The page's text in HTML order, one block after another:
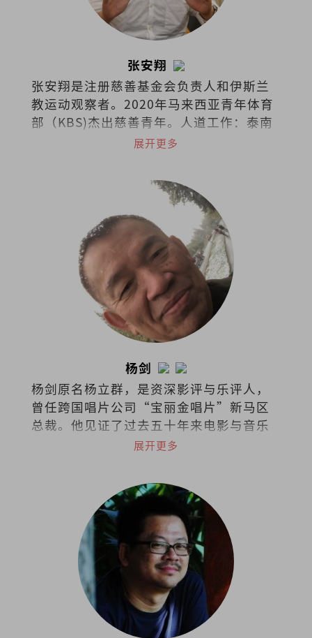
张安翔
张安翔是注册慈善基金会负责人和伊斯兰
教运动观察者。2020年马来西亚青年体育
部（KBS)杰出慈善青年。人道工作：泰南
边界（2016）、克斯巴扎-孟加拉
其（2019）、台湾（2023）、尼泊尔
（2024）和约旦（2024）。
展开更多
杨剑
杨剑原名杨立群，是资深影评与乐评人，
曾任跨国唱片公司“宝丽金唱片”新马区
总裁。他见证了过去五十年来电影与音乐
演变，是流行娱乐的活字典。
展开更多